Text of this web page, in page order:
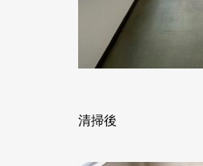
清掃後